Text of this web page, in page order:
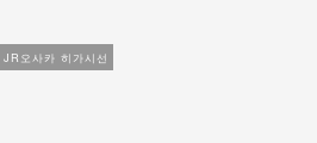
JR오사카 히가시선